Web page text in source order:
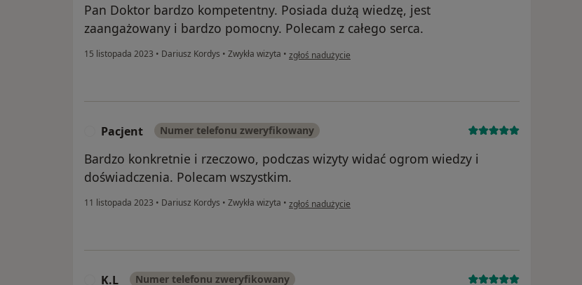
Pan Doktor bardzo kompetentny. Posiada dużą wiedzę, jest
zaangażowany i bardzo pomocny. Polecam z całego serca.
15 listopada 2023 • Dariusz Kordys • Zwykła wizyta • w opinii użytkownika L.G.
zgłoś nadużycie
Pacjent Numer telefonu zweryfikowany
Bardzo konkretnie i rzeczowo, podczas wizyty widać ogrom wiedzy i
doświadczenia. Polecam wszystkim.
11 listopada 2023 • Dariusz Kordys • Zwykła wizyta • w opinii użytkownika Pacjent
zgłoś nadużycie
K.L Numer telefonu zweryfikowany